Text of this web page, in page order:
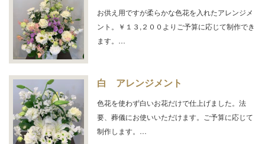
お供え用ですが柔らかな色花を入れたアレンジメ
ント。￥１３,２００よりご予算に応じて制作でき
ます。…
白 アレンジメント
色花を使わず白いお花だけで仕上げました。法
要、葬儀にお使いいただけます。ご予算に応じて
制作します。…